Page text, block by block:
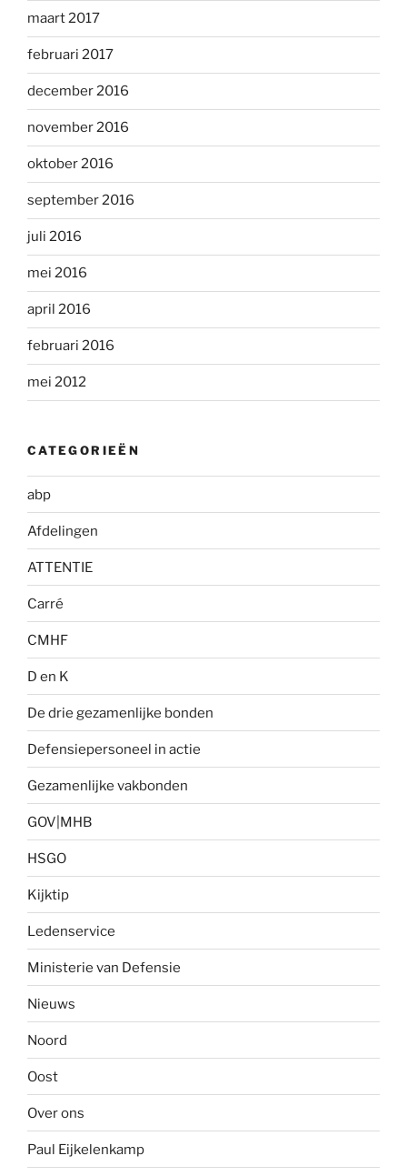
maart 2017
februari 2017
december 2016
november 2016
oktober 2016
september 2016
juli 2016
mei 2016
april 2016
februari 2016
mei 2012
CATEGORIEËN
abp
Afdelingen
ATTENTIE
Carré
CMHF
D en K
De drie gezamenlijke bonden
Defensiepersoneel in actie
Gezamenlijke vakbonden
GOV|MHB
HSGO
Kijktip
Ledenservice
Ministerie van Defensie
Nieuws
Noord
Oost
Over ons
Paul Eijkelenkamp